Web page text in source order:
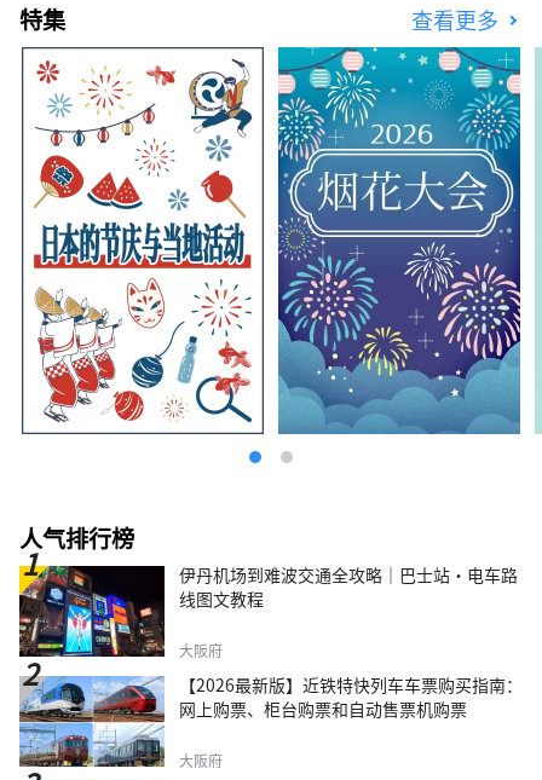
特集 查看更多
人气排行榜
伊丹机场到难波交通全攻略｜巴士站・电车路
线图文教程
大阪府
【2026最新版】近铁特快列车车票购买指南：
网上购票、柜台购票和自动售票机购票
大阪府